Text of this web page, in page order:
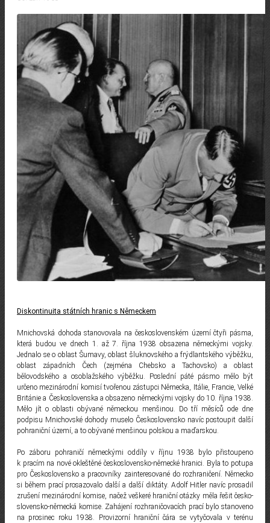
Diskontinuita státních hranic s Německem
Mnichovská dohoda stanovovala na československém území čtyři pásma,
která budou ve dnech 1. až 7. října 1938 obsazena německými vojsky.
Jednalo se o oblast Šumavy, oblast šluknovského a frýdlantského výběžku,
oblast západních Čech (zejména Chebsko a Tachovsko) a oblast
bělovodského a osoblažského výběžku. Poslední páté pásmo mělo být
určeno mezinárodní komisí tvořenou zástupci Německa, Itálie, Francie, Velké
Británie a Československa a obsazeno německými vojsky do 10. října 1938.
Mělo jít o oblasti obývané německou menšinou. Do tří měsíců ode dne
podpisu Mnichovské dohody muselo Československo navíc postoupit další
pohraniční území, a to obývané menšinou polskou a maďarskou.
Po záboru pohraničí německými oddíly v říjnu 1938 bylo přistoupeno
k pracím na nové okleštěné československo-německé hranici. Byla to potupa
pro Československo a pracovníky zainteresované do rozhraničení. Německo
si během prací prosazovalo další a další diktáty. Adolf Hitler navíc prosadil
zrušení mezinárodní komise, načež veškeré hraniční otázky měla řešit česko-
slovensko-německá komise. Zahájení rozhraničovacích prací bylo stanoveno
na prosinec roku 1938. Provizorní hraniční čára se vytyčovala v terénu